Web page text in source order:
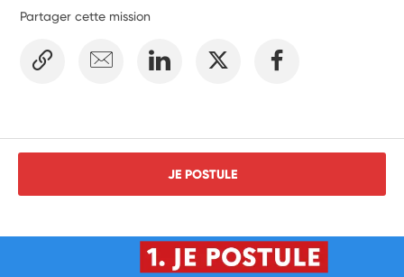
Partager cette mission
JE POSTULE